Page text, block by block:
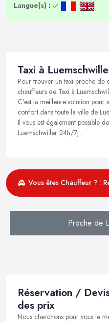
Langue(s) :
Taxi à
Pour trouver un taxi proche de
chauffeurs de Taxi à
C’est la meilleure solution pour
confort dans toute la ville de
Il vous est également possible
Luemschwiller 24h/7j .
Vous êtes Chauffeur ? :
Proche de
Réservation /
des prix
Nous cherchons pour vous le